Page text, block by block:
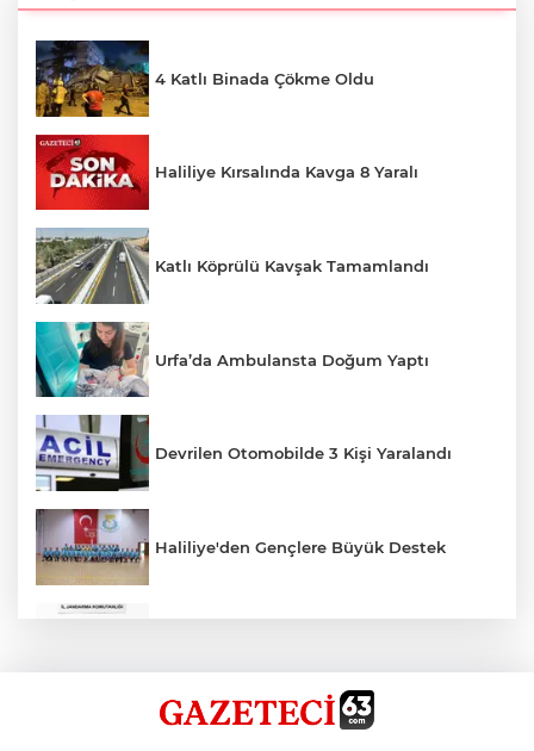
4 Katlı Binada Çökme Oldu
Haliliye Kırsalında Kavga 8 Yaralı
Katlı Köprülü Kavşak Tamamlandı
Urfa’da Ambulansta Doğum Yaptı
Devrilen Otomobilde 3 Kişi Yaralandı
Haliliye'den Gençlere Büyük Destek
Hikmet Başak’tan Ulaşım Çalışması